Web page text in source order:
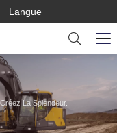
Langue
La Splendeur.